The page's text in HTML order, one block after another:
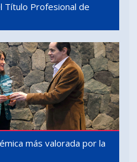
Título Profesional de
más valorada por la